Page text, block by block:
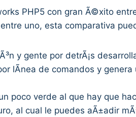
PHP5 con gran Ã©xito
uno, esta comparativa
y gente por detrÃ¡s
lÃ­nea de comandos y
poco verde al que hay que
al cual le puedes aÃ±adir